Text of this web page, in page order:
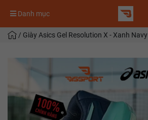
Danh mục
/ Giày Asics Gel Resolution X - Xanh Navy